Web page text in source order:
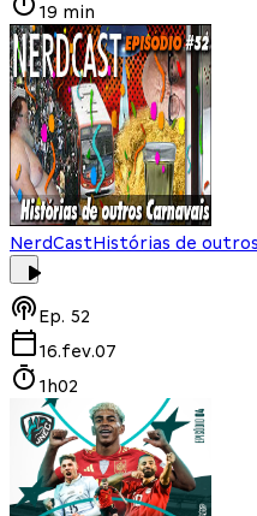
19 min
NerdCastHistórias de
Ep. 52
16.fev.07
1h02